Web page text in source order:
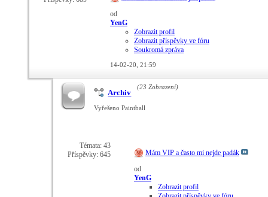
od
YenG
Zobrazit profil
Zobrazit příspěvky ve fóru
Soukromá zpráva
14-02-20, 21:59
Archiv
(23 Zobrazení)
Vyřešeno Paintball
Témata: 43
Příspěvky: 645
Mám VIP a často mi nejde padák
od
YenG
Zobrazit profil